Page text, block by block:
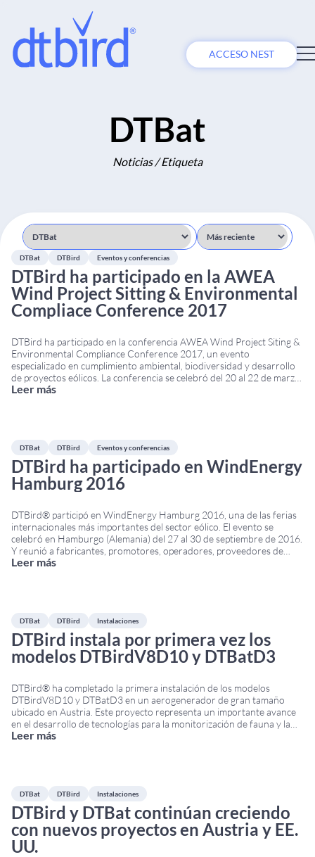
ACCESO NEST
DTBat
Noticias / Etiqueta
DTBat DTBird Eventos y conferencias
DTBird ha participado en la AWEA
Wind Project Sitting & Environmental
Compliace Conference 2017
DTBird ha participado en la conferencia AWEA Wind Project Siting &
Environmental Compliance Conference 2017, un evento
especializado en cumplimiento ambiental, biodiversidad y desarrollo
de proyectos eólicos. La conferencia se celebró del 20 al 22 de marzo
de 2017 en Austin, Texas (Estados Unidos), y fue organizada por la
Leer más
DTBat DTBird Eventos y conferencias
DTBird ha participado en WindEnergy
Hamburg 2016
DTBird® participó en WindEnergy Hamburg 2016, una de las ferias
internacionales más importantes del sector eólico. El evento se
celebró en Hamburgo (Alemania) del 27 al 30 de septiembre de 2016.
Y reunió a fabricantes, promotores, operadores, proveedores de
tecnología y profesionales de la energía eólica de todo el mundo.
Leer más
DTBat DTBird Instalaciones
DTBird instala por primera vez los
modelos DTBirdV8D10 y DTBatD3
DTBird® ha completado la primera instalación de los modelos
DTBirdV8D10 y DTBatD3 en un aerogenerador de gran tamaño
ubicado en Austria. Este proyecto representa un importante avance
en el desarrollo de tecnologías para la monitorización de fauna y la
reducción del riesgo de colisión en los aerogeneradores modernos de
Leer más
DTBat DTBird Instalaciones
DTBird y DTBat continúan creciendo
con nuevos proyectos en Austria y EE.
UU.